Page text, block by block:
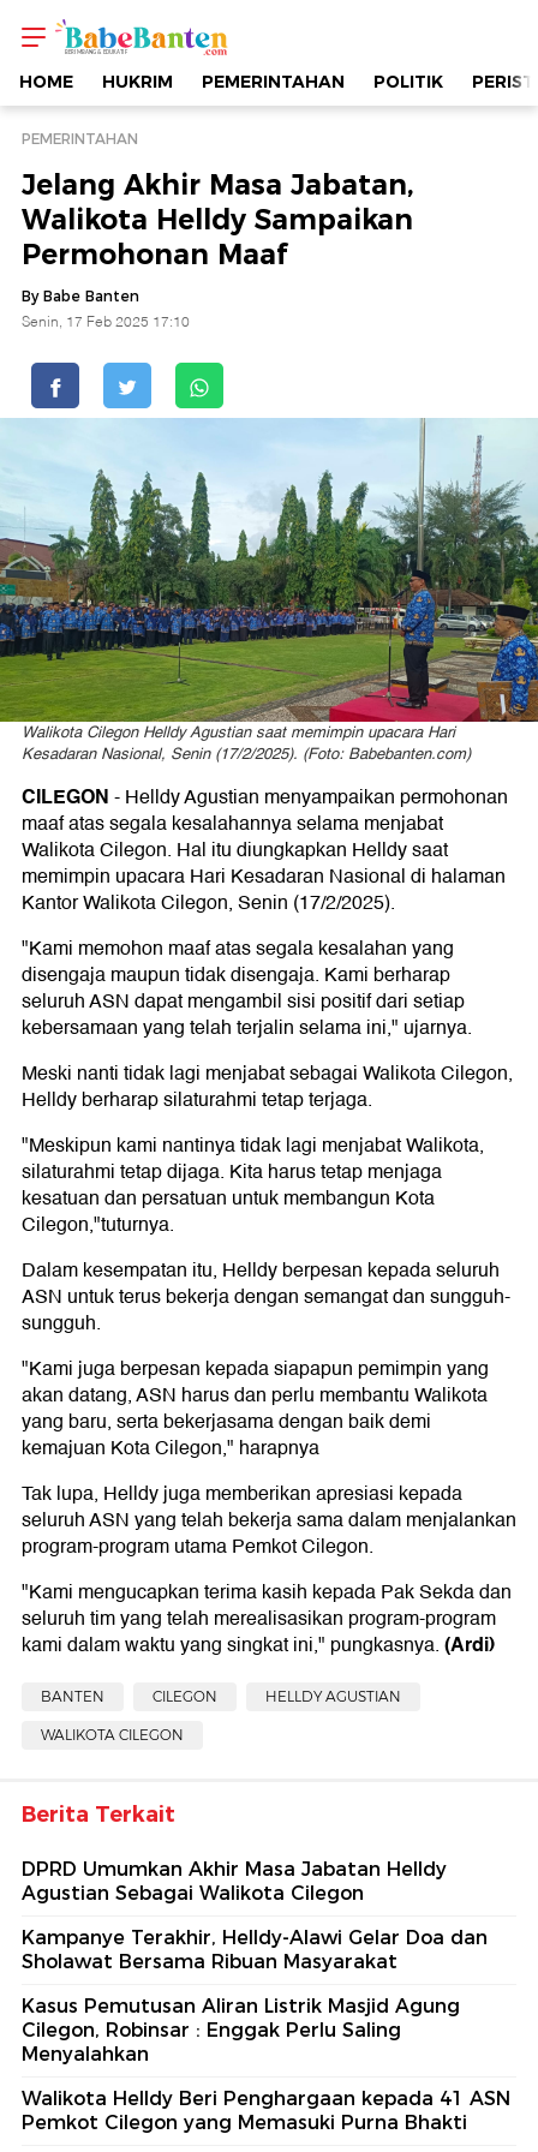
Jelang
Akhir
Masa
Jabatan,
Walikota
Helldy
Sampaikan
Permohonan
Maaf
HOME HUKRIM PEMERINTAHAN POLITIK
PEMERINTAHAN
Jelang Akhir Masa Jabatan,
Walikota Helldy Sampaikan
Permohonan Maaf
By Babe Banten
Senin, 17 Feb 2025 17:10
Walikota Cilegon Helldy Agustian saat memimpin upacara Hari
Kesadaran Nasional, Senin (17/2/2025). (Foto: Babebanten.com)
CILEGON- Helldy Agustian menyampaikan permohonan
maaf atas segala kesalahannya selama menjabat
Walikota Cilegon. Hal itu diungkapkan Helldy saat
memimpin upacara Hari Kesadaran Nasional di halaman
Kantor Walikota Cilegon, Senin (17/2/2025).
"Kami memohon maaf atas segala kesalahan yang
disengaja maupun tidak disengaja. Kami berharap
seluruh ASN dapat mengambil sisi positif dari setiap
kebersamaan yang telah terjalin selama ini," ujarnya.
Meski nanti tidak lagi menjabat sebagai Walikota Cilegon,
Helldy berharap silaturahmi tetap terjaga.
"Meskipun kami nantinya tidak lagi menjabat Walikota,
silaturahmi tetap dijaga. Kita harus tetap menjaga
kesatuan dan persatuan untuk membangun Kota
Cilegon,"tuturnya.
Dalam kesempatan itu, Helldy berpesan kepada seluruh
ASN untuk terus bekerja dengan semangat dan sungguh-
sungguh.
"Kami juga berpesan kepada siapapun pemimpin yang
akan datang, ASN harus dan perlu membantu Walikota
yang baru, serta bekerjasama dengan baik demi
kemajuan Kota Cilegon," harapnya
Tak lupa, Helldy juga memberikan apresiasi kepada
seluruh ASN yang telah bekerja sama dalam menjalankan
program-program utama Pemkot Cilegon.
"Kami mengucapkan terima kasih kepada Pak Sekda dan
seluruh tim yang telah merealisasikan program-program
kami dalam waktu yang singkat ini," pungkasnya.(Ardi)
BANTEN CILEGON HELLDY AGUSTIAN
WALIKOTA CILEGON
Berita Terkait
DPRD Umumkan Akhir Masa Jabatan Helldy
Agustian Sebagai Walikota Cilegon
Kampanye Terakhir, Helldy-Alawi Gelar Doa dan
Sholawat Bersama Ribuan Masyarakat
Kasus Pemutusan Aliran Listrik Masjid Agung
Cilegon, Robinsar : Enggak Perlu Saling
Menyalahkan
Walikota Helldy Beri Penghargaan kepada 41 ASN
Pemkot Cilegon yang Memasuki Purna Bhakti